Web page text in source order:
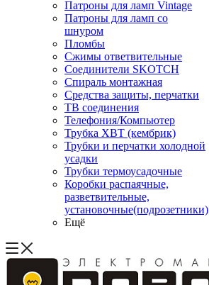
Патроны для ламп Vintage
Патроны для ламп со
шнуром
Пломбы
Сжимы ответвительные
Соединители SKOTCH
Спираль монтажная
Средства защиты, перчатки
ТВ соединения
Телефония/Компьютер
Трубка ХВТ (кембрик)
Трубки и перчатки холодной
усадки
Трубки термоусадочные
Коробки распаячные,
разветвительные,
установочные(подрозетники)
Ещё